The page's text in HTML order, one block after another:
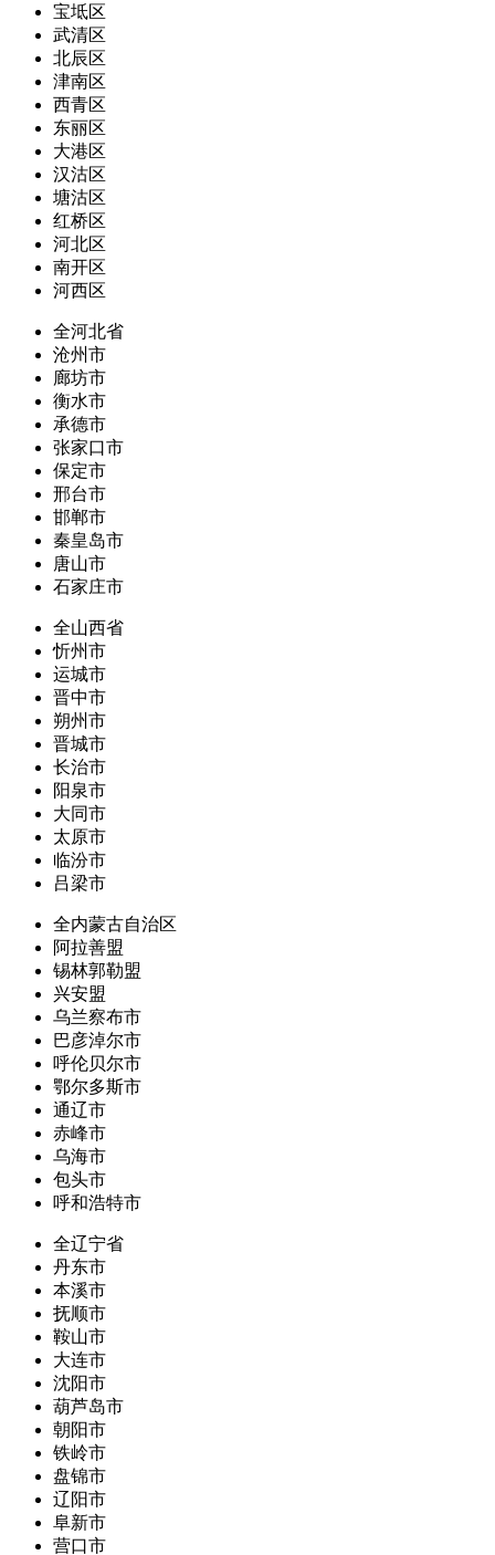
宝坻区
武清区
北辰区
津南区
西青区
东丽区
大港区
汉沽区
塘沽区
红桥区
河北区
南开区
河西区
全河北省
沧州市
廊坊市
衡水市
承德市
张家口市
保定市
邢台市
邯郸市
秦皇岛市
唐山市
石家庄市
全山西省
忻州市
运城市
晋中市
朔州市
晋城市
长治市
阳泉市
大同市
太原市
临汾市
吕梁市
全内蒙古自治区
阿拉善盟
锡林郭勒盟
兴安盟
乌兰察布市
巴彦淖尔市
呼伦贝尔市
鄂尔多斯市
通辽市
赤峰市
乌海市
包头市
呼和浩特市
全辽宁省
丹东市
本溪市
抚顺市
鞍山市
大连市
沈阳市
葫芦岛市
朝阳市
铁岭市
盘锦市
辽阳市
阜新市
营口市